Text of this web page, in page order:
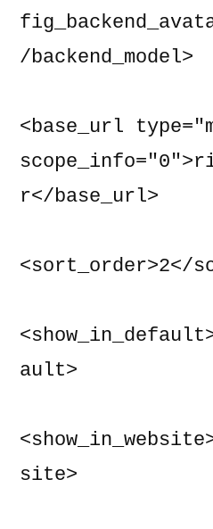
/backend_model>
<base_url
r</base_url>
<sort_order>2</
ault>
site>